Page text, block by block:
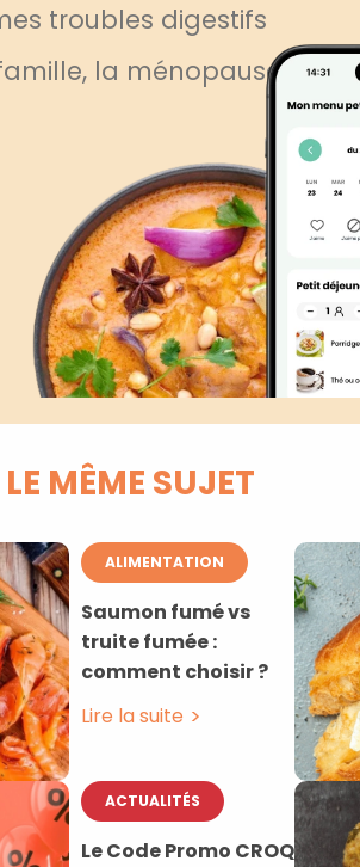
troubles digestifs
la ménopause
MÊME SUJET
ALIMENTATION
Saumon fumé vs
truite fumée :
comment choisir ?
Lire la suite
ACTUALITÉS
Le Code Promo CROQ